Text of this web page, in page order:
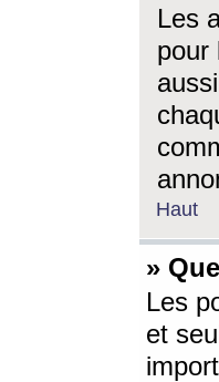
Les
pour
Haut
»
Les
et